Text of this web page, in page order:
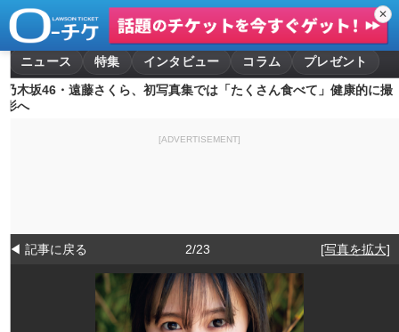
✕
ニュース 特集 インタビュー コラム
プレゼント
乃木坂46・遠藤さくら、初写真集では「たくさん食べて」健康的に撮
影へ
[ADVERTISEMENT]
◀ 記事に戻る 2/23 [写真を拡大]